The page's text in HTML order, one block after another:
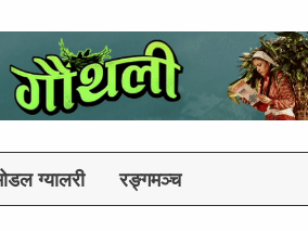
ग्यालरी रङ्गमञ्च